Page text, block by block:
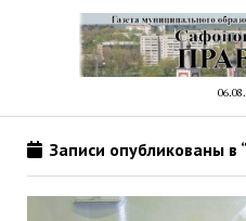
Записи опубликованы в